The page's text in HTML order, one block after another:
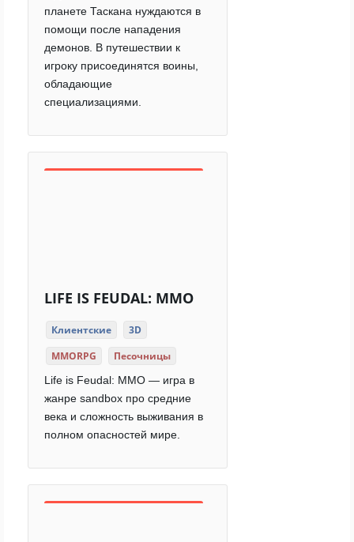
планете Таскана нуждаются в
помощи после нападения
демонов. В путешествии к
игроку присоединятся воины,
обладающие
специализациями.
LIFE IS FEUDAL: MMO
Клиентские
3D
MMORPG
Песочницы
Life is Feudal: MMO — игра в
жанре sandbox про средние
века и сложность выживания в
полном опасностей мире.